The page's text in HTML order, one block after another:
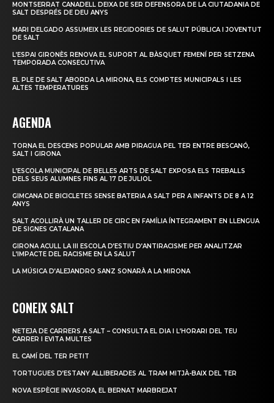
MONTSERRAT CANADELL DEIXA DE SER DEFENSORA DE LA CIUTADANIA DE
SALT DESPRÉS DE DEU ANYS
MARI DELGADO ASSUMEIX LES REGIDORIES DE SALUT PÚBLICA I JOVENTUT
DE SALT
L’ESPAI GIRONÈS RENOVA EL SUPORT AL BÀSQUET FEMENÍ PER SETZENA
TEMPORADA CONSECUTIVA
EL PLE DE SALT ABORDA LA MIRONA, ELS COMPTES MUNICIPALS I LES
ALTES TEMPERATURES
AGENDA
TORNA EL DESCENS POPULAR AMB PIRAGUA PEL TER ENTRE BESCANÓ,
SALT I GIRONA
L’ESCOLA MUNICIPAL DE BELLES ARTS DE SALT EXPOSA ELS TREBALLS
DELS SEUS ALUMNES FINS AL 17 DE JULIOL
GIMCANA DE BICICLETES SENSE BATERIA A SALT PER A INFANTS DE 8 A 12
ANYS
SALT ACOLLIRÀ UN TALLER DE CIRC EN FAMÍLIA ÍNTEGRAMENT EN LLENGUA
DE SIGNES CATALANA
GIRONA ACULL LA III ESCOLA D’ESTIU D’ANTIRACISME PER ANALITZAR
L’IMPACTE DEL RACISME EN LA SALUT
LA MÚSICA D’ALEJANDRO SANZ SONARÀ A LA MIRONA
CONEIX SALT
NETEJA DE CARRERS A SALT – CONSULTA EL DIA I L’HORARI DEL TEU
CARRER I EVITA MULTES
EL CAMÍ DEL TER PETIT
TORTUGUES D’ESTANY ALLIBERADES AL TRAM MITJÀ-BAIX DEL TER
NOVA ESPÈCIE INVASORA, EL BERNAT MARBREJAT